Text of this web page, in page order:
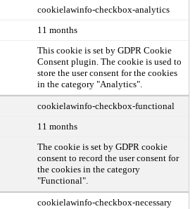
cookielawinfo-checkbox-analytics
11 months
This cookie is set by GDPR Cookie
Consent plugin. The cookie is used to
store the user consent for the cookies
in the category "Analytics".
cookielawinfo-checkbox-functional
11 months
The cookie is set by GDPR cookie
consent to record the user consent for
the cookies in the category
"Functional".
cookielawinfo-checkbox-necessary